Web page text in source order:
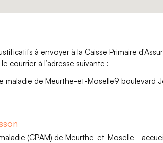
à envoyer à la Caisse Primaire
courrier à l’adresse suivante :
maladie de Meurthe-et-Moselle9 boulevard
(CPAM) de Meurthe-et-Moselle -